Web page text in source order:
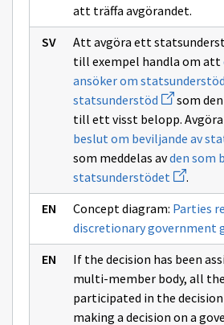
att träffa avgörandet.
Att avgöra ett
till exempel handla om att
ansöker om statsunderstöd
statsunderstöd Avaa
uuden
ikkunan
sivulle
som
till ett visst belopp.
beslut om beviljande av
som meddelas avden som
statsunderstödet Avaa
uuden
ikkunan
sivulle
den
som
.
Concept diagram: Parties
discretionary government
If the decision has been
multi-member body, all
participated in the
making a decision on a